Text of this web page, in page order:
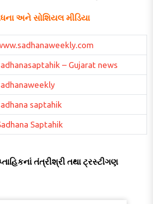
અને સોશિયલ મીડિયા
– Gujarat news
saptahik
Saptahik
તંત્રીશ્રી તથા ટ્રસ્ટીગણ